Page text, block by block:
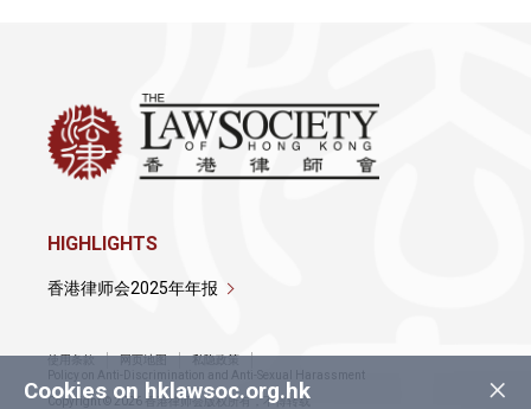
×
Cookies on hklawsoc.org.hk
HIGHLIGHTS
香港律师会2025年年报
使用条款 网页地图
私隐政策
Policy on Anti-Discrimination and Anti-Sexual Harassment
Copyright © 2026 香港律师会版权所有，不得转载